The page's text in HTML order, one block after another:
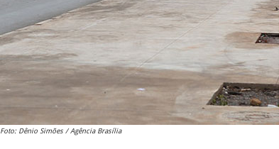
Foto: Dênio Simões / Agência Brasília